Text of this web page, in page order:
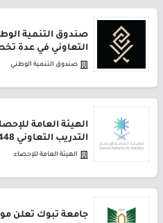
صندوق التنمية
التعاوني في عدة
صندوق التنمية الوطني
الهيئة العامة
التدريب التعاوني 1448هـ
الهيئة العامة للإحصاء
جامعة تبوك تعلن